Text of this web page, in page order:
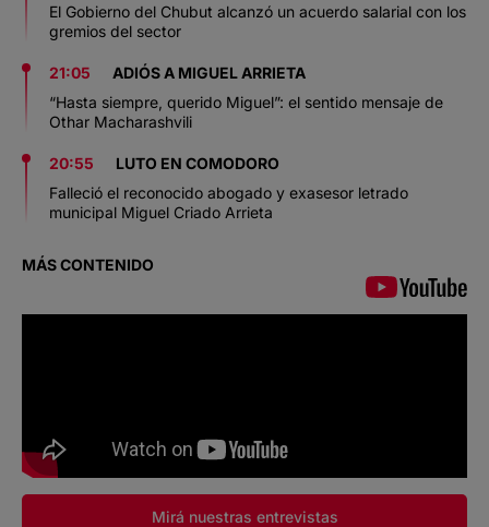
El Gobierno del Chubut alcanzó un acuerdo salarial con los
gremios del sector
21:05
ADIÓS A MIGUEL ARRIETA
“Hasta siempre, querido Miguel”: el sentido mensaje de
Othar Macharashvili
20:55
LUTO EN COMODORO
Falleció el reconocido abogado y exasesor letrado
municipal Miguel Criado Arrieta
MÁS CONTENIDO
Mirá nuestras entrevistas